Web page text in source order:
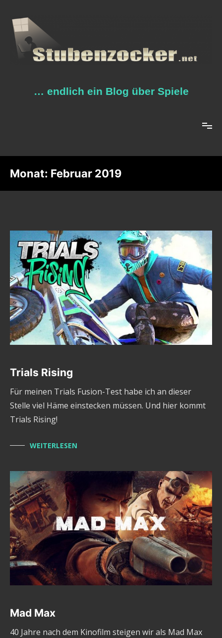
Inhalt
springen
… endlich ein Blog über Spiele
Monat: Februar 2019
Trials Rising
Für meinen Trials Fusion-Test habe ich an dieser
Stelle viel Häme einstecken müssen. Und hier kommt
Trials Rising!
WEITERLESEN
Mad Max
40 Jahre nach dem Kinofilm steigen wir als Mad Max